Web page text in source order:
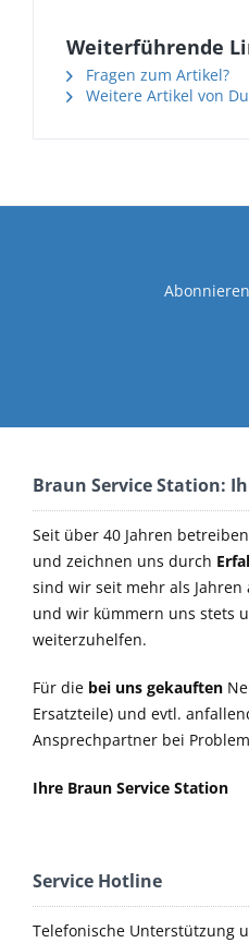
Weiterführende
Fragen zum Artikel?
Weitere Artikel von
Braun Service Station:
Seit über 40 Jahren
und zeichnen uns durch
sind wir seit mehr als
und wir kümmern uns stets
weiterzuhelfen.
Für die bei uns gekauften
Ersatzteile) und evtl.
Ansprechpartner bei
Ihre Braun Service Station
Service Hotline
Telefonische Unterstützung